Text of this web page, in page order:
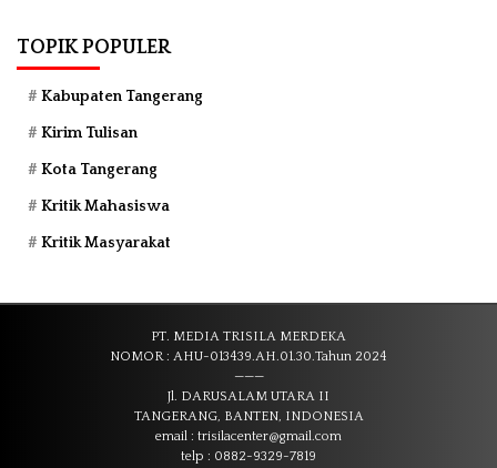
TOPIK POPULER
Kabupaten Tangerang
Kirim Tulisan
Kota Tangerang
Kritik Mahasiswa
Kritik Masyarakat
PT. MEDIA TRISILA MERDEKA
NOMOR : AHU-013439.AH.01.30.Tahun 2024
———
Jl. DARUSALAM UTARA II
TANGERANG, BANTEN, INDONESIA
email : trisilacenter@gmail.com
telp : 0882-9329-7819